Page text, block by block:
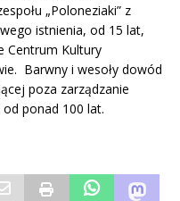
„Poloneziaki” z
istnienia, od 15 lat,
Centrum Kultury
Barwny i wesoły dowód
poza zarządzanie
ponad 100 lat.